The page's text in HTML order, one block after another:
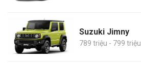
Suzuki Jimny
789 triệu - 799 triệu